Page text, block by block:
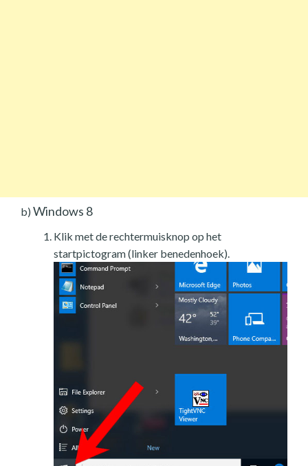
b) Windows 8
Klik met de rechtermuisknop op het
startpictogram (linker benedenhoek).